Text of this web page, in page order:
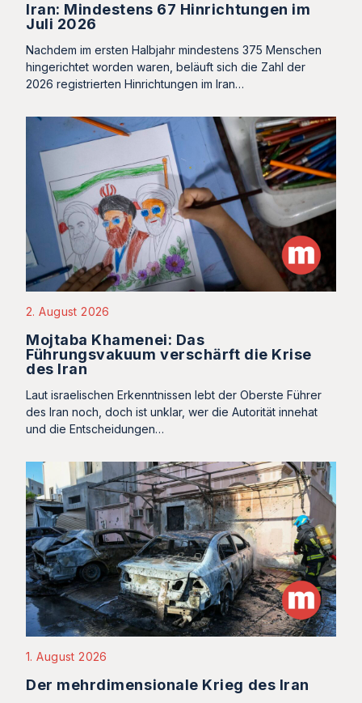
Iran: Mindestens 67 Hinrichtungen im
Juli 2026
Nachdem im ersten Halbjahr mindestens 375 Menschen
hingerichtet worden waren, beläuft sich die Zahl der
2026 registrierten Hinrichtungen im Iran…
2. August 2026
Mojtaba Khamenei: Das
Führungsvakuum verschärft die Krise
des Iran
Laut israelischen Erkenntnissen lebt der Oberste Führer
des Iran noch, doch ist unklar, wer die Autorität innehat
und die Entscheidungen…
1. August 2026
Der mehrdimensionale Krieg des Iran